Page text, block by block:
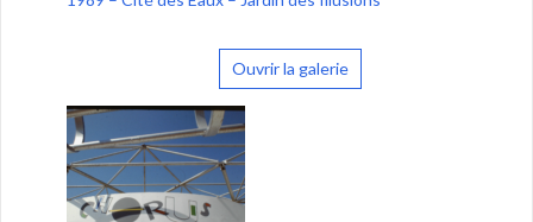
Ouvrir la galerie